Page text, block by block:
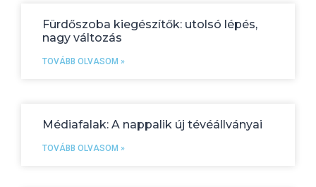
Fürdőszoba kiegészítők: utolsó lépés,
nagy változás
TOVÁBB OLVASOM »
Médiafalak: A nappalik új tévéállványai
TOVÁBB OLVASOM »